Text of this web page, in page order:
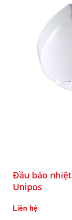
Đầu báo
Unipos
Liên hệ